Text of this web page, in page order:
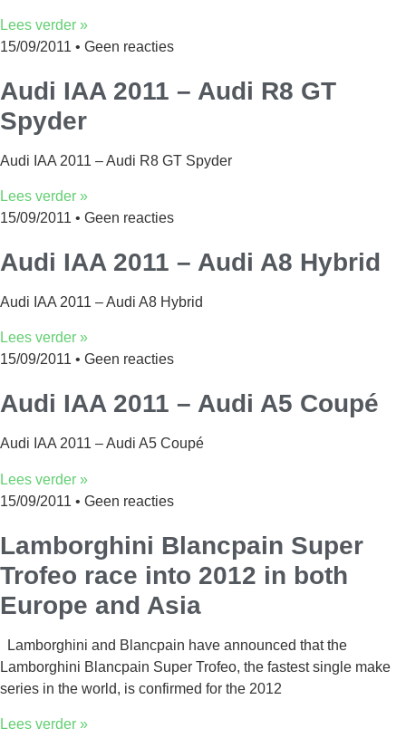
Lees verder »
15/09/2011
Geen reacties
Audi IAA 2011 – Audi R8 GT
Spyder
Audi IAA 2011 – Audi R8 GT Spyder
Lees verder »
15/09/2011
Geen reacties
Audi IAA 2011 – Audi A8 Hybrid
Audi IAA 2011 – Audi A8 Hybrid
Lees verder »
15/09/2011
Geen reacties
Audi IAA 2011 – Audi A5 Coupé
Audi IAA 2011 – Audi A5 Coupé
Lees verder »
15/09/2011
Geen reacties
Lamborghini Blancpain Super
Trofeo race into 2012 in both
Europe and Asia
Lamborghini and Blancpain have announced that the
Lamborghini Blancpain Super Trofeo, the fastest single make
series in the world, is confirmed for the 2012
Lees verder »